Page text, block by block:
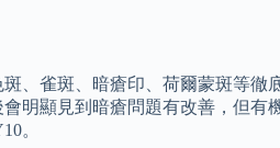
雀斑、暗瘡印、荷爾蒙斑等徹
明顯見到暗瘡問題有改善，但有
。